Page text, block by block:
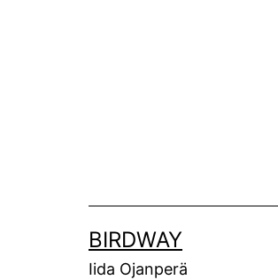
BIRDWAY
Iida Ojanperä